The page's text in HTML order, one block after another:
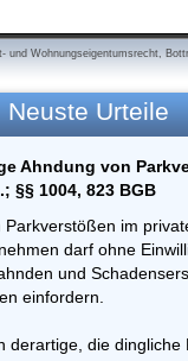
und Wohnungseigentumsrecht,
Neuste Urteile
Ahndung von
§§ 1004, 823 BGB
Parkverstößen im
darf ohne
und
einfordern.
derartige, die dingliche